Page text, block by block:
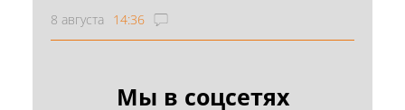
8 августа 14:36
Мы в соцсетях